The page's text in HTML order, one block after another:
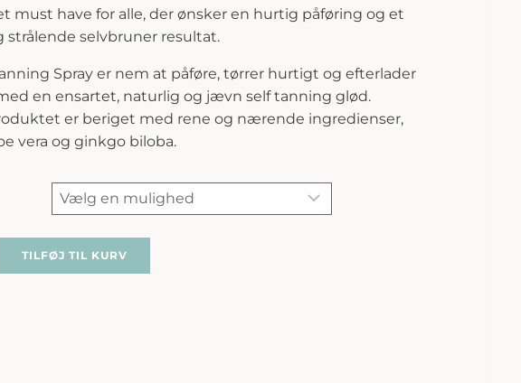
must have for alle, der ønsker en hurtig påføring og et
strålende selvbruner resultat.
Spray er nem at påføre, tørrer hurtigt og efterlader
en ensartet, naturlig og jævn self tanning glød.
er beriget med rene og nærende ingredienser,
vera og ginkgo biloba.
TILFØJ TIL KURV